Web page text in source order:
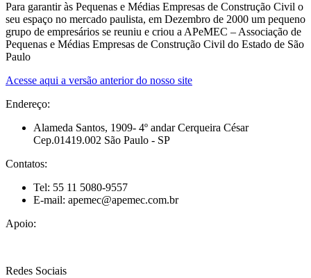
Para garantir às Pequenas e Médias Empresas de Construção Civil o
seu espaço no mercado paulista, em Dezembro de 2000 um pequeno
grupo de empresários se reuniu e criou a APeMEC – Associação de
Pequenas e Médias Empresas de Construção Civil do Estado de São
Paulo
Acesse aqui a versão anterior do nosso site
Endereço:
Alameda Santos, 1909- 4º andar Cerqueira César
Cep.01419.002 São Paulo - SP
Contatos:
Tel: 55 11 5080-9557
E-mail: apemec@apemec.com.br
Apoio:
Redes Sociais